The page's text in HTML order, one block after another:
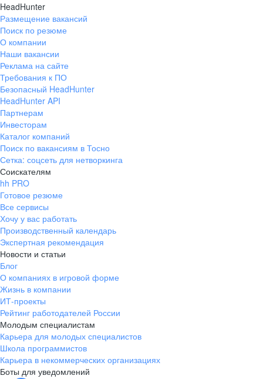
HeadHunter
Размещение вакансий
Поиск по резюме
О компании
Наши вакансии
Реклама на сайте
Требования к ПО
Безопасный HeadHunter
HeadHunter API
Партнерам
Инвесторам
Каталог компаний
Поиск по вакансиям в Тосно
Сетка: соцсеть для нетворкинга
Соискателям
hh PRO
Готовое резюме
Все сервисы
Хочу у вас работать
Производственный календарь
Экспертная рекомендация
Новости и статьи
Блог
О компаниях в игровой форме
Жизнь в компании
ИТ-проекты
Рейтинг работодателей России
Молодым специалистам
Карьера для молодых специалистов
Школа программистов
Карьера в некоммерческих организациях
Боты для уведомлений